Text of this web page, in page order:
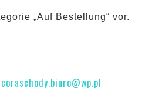
„Auf Bestellung“ vor.
coraschody.biuro@wp.pl